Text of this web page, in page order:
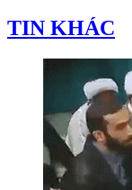
TIN KHÁC